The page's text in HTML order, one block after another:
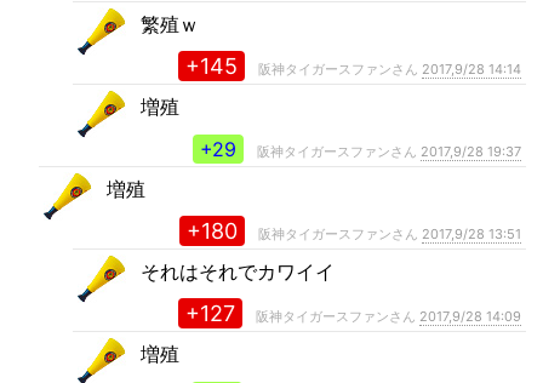
繁殖ｗ
+145 阪神タイガースファンさん 2017,9/28 14:14
増殖
+29
阪神タイガースファンさん 2017,9/28 19:37
増殖
+180 阪神タイガースファンさん 2017,9/28 13:51
それはそれでカワイイ
+127 阪神タイガースファンさん 2017,9/28 14:09
増殖